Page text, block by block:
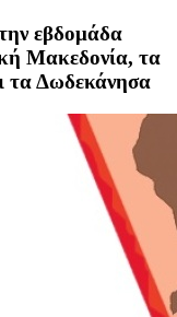
εβδομάδα
Μακεδονία, τα
τα Δωδεκάνησα